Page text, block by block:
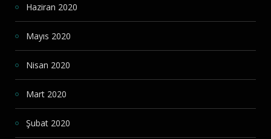
Haziran 2020
Mayıs 2020
Nisan 2020
Mart 2020
Şubat 2020